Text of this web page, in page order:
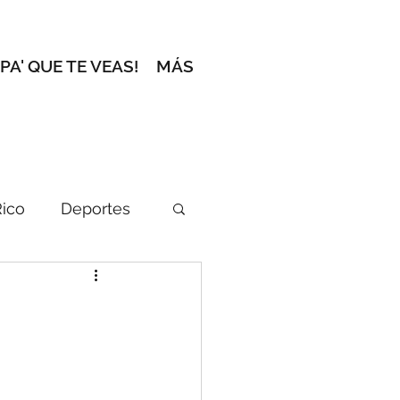
QUE TE VEAS! MÁS
Deportes
del Editor